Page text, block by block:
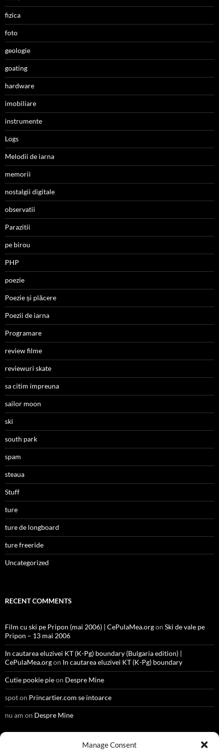
Manage Consent
fizica
foto
geologie
goating
hardware
imobiliare
instrumente
Logs
Melodii de iarna
memorii
nostalgii digitale
observatii
Parazitii
pe birou
PHP
poezie
Poezie și plăcere
Poezii de iarna
Programare
review filme
reviewuri skate
sa citim impreuna
sailor moon
ski
south park
spam
steaua
Stuff
ture
ture de longboard
ture freeride
Uncategorized
RECENT COMMENTS
Film cu ski pe Pripon (mai 2006) | CePulaMea.orgon Ski de vale pe
Pripon – 13 mai 2006
In cautarea eluzivei KT (K-Pg) boundary (Bulgaria edition) |
CePulaMea.orgon In cautarea eluzivei KT (K-Pg) boundary
Cutie pookie pieon Despre Mine
spoton Princartier.com se intoarce
nu am on Despre Mine